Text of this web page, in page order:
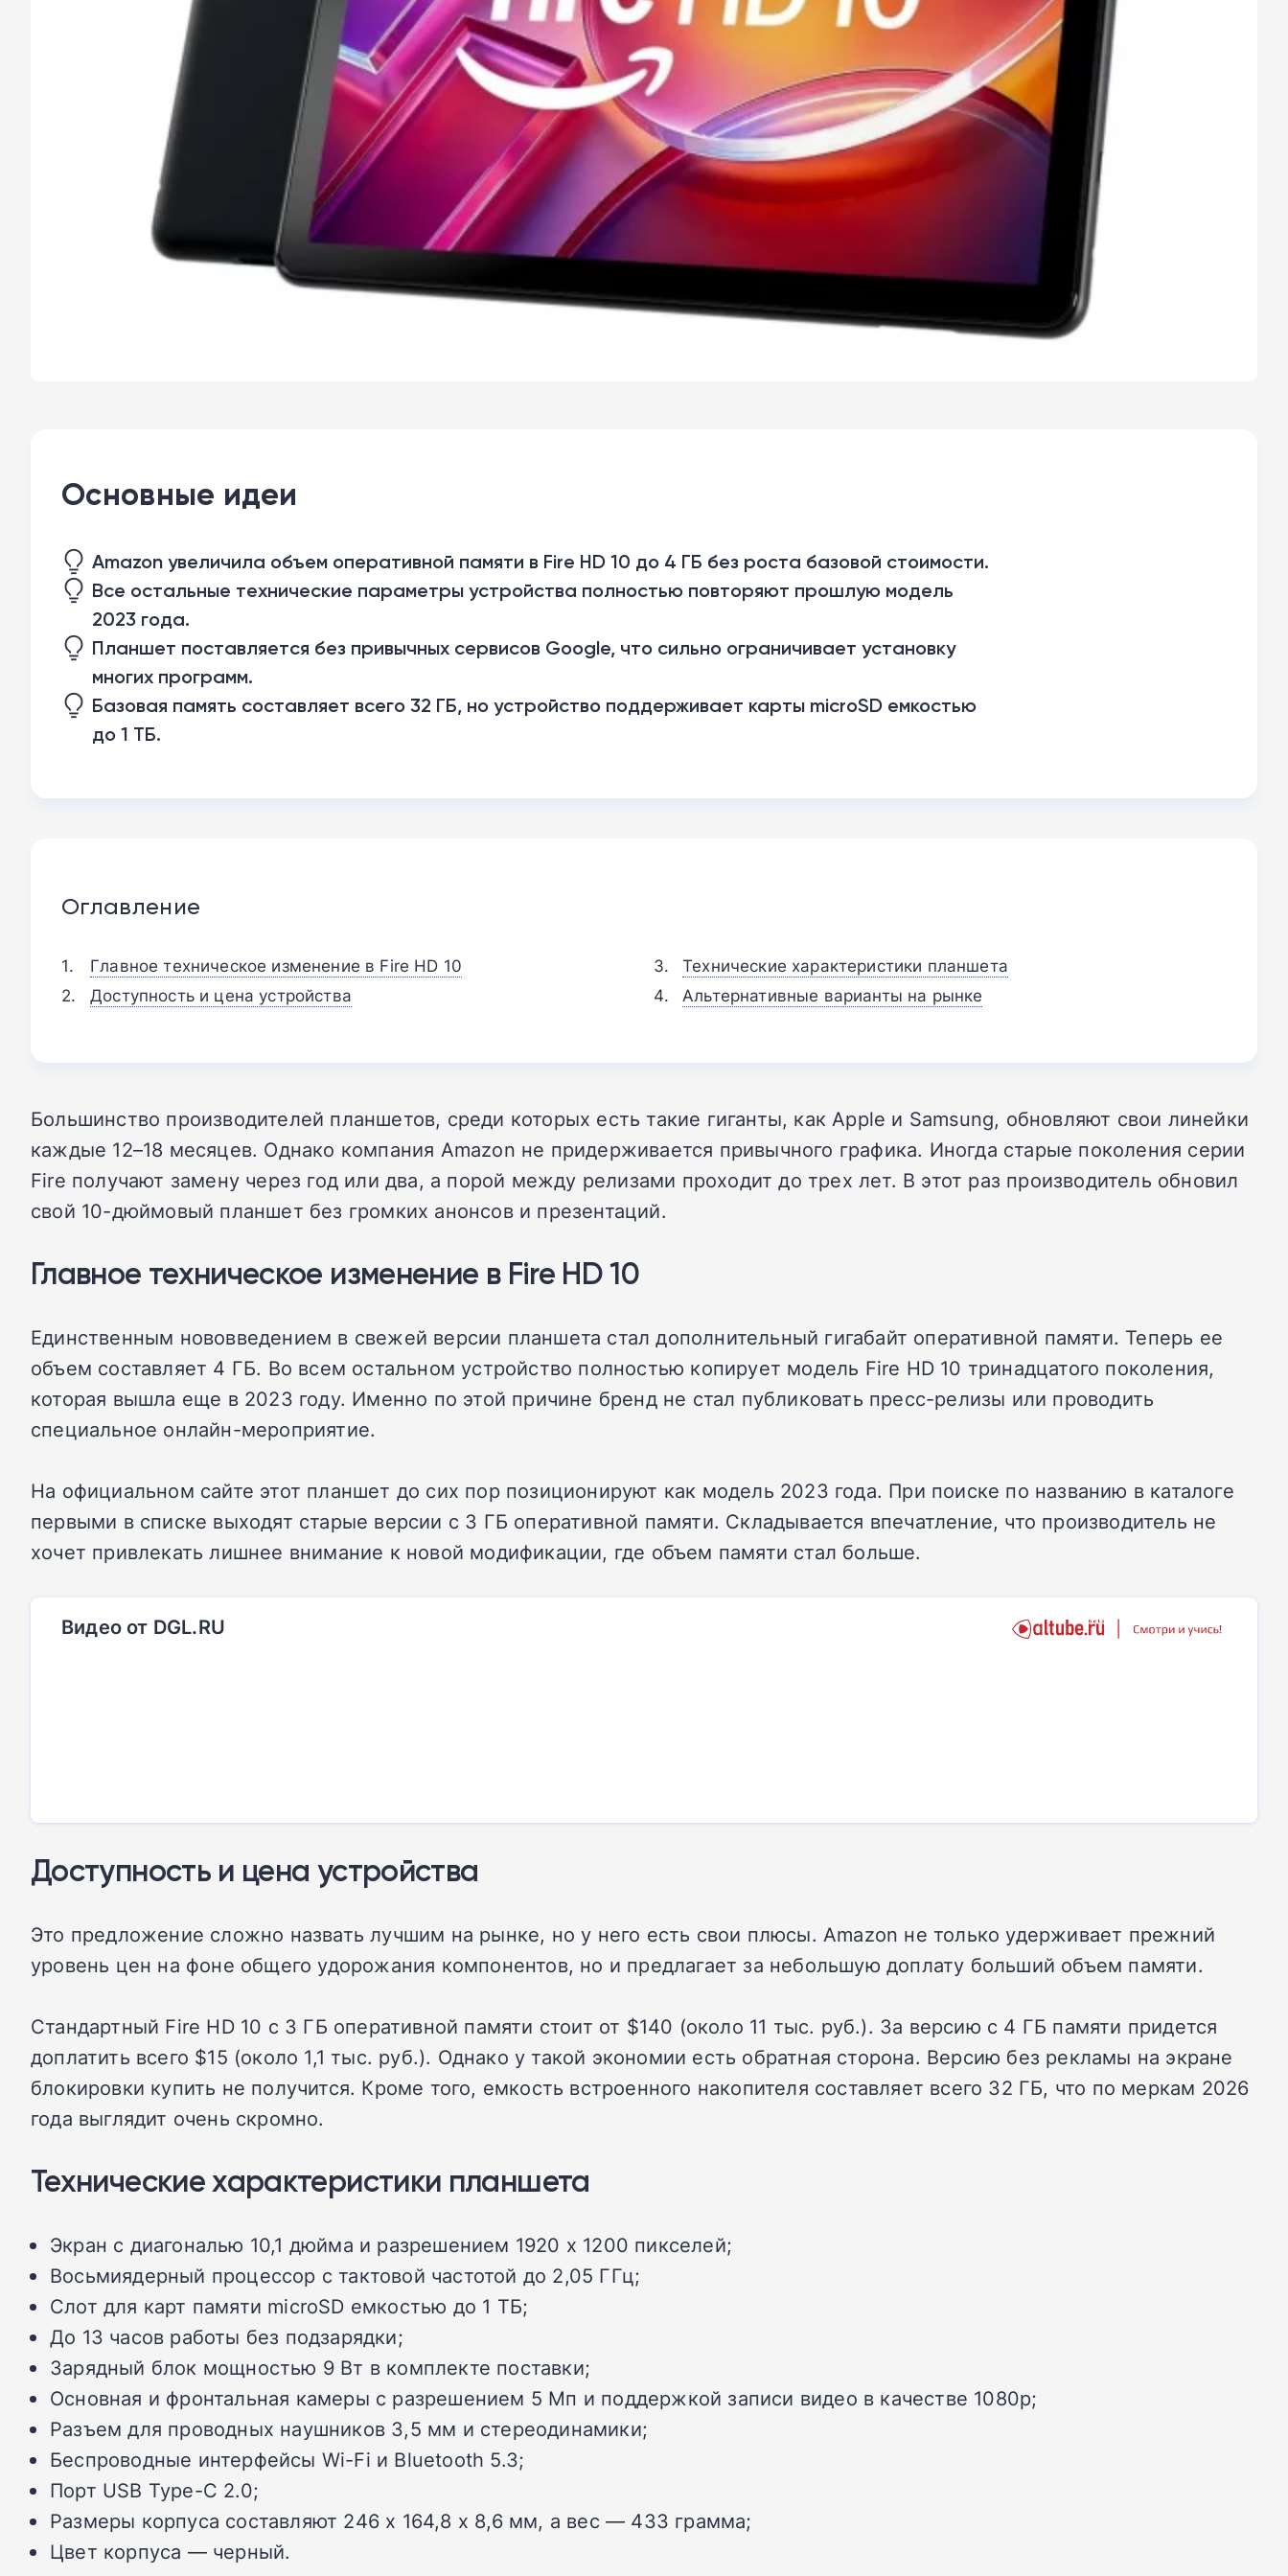
Основные идеи
Amazon увеличила объем оперативной памяти в Fire HD 10 до 4 ГБ без роста базовой стоимости.
Все остальные технические параметры устройства полностью повторяют прошлую модель
2023 года.
Планшет поставляется без привычных сервисов Google, что сильно ограничивает установку
многих программ.
Базовая память составляет всего 32 ГБ, но устройство поддерживает карты microSD емкостью
до 1 ТБ.
Оглавление
Главное техническое изменение в Fire HD 10
Доступность и цена устройства
Технические характеристики планшета
Альтернативные варианты на рынке
Большинство производителей планшетов, среди которых есть такие гиганты, как Apple и Samsung, обновляют свои линейки
каждые 12–18 месяцев. Однако компания Amazon не придерживается привычного графика. Иногда старые поколения серии
Fire получают замену через год или два, а порой между релизами проходит до трех лет. В этот раз производитель обновил
свой 10-дюймовый планшет без громких анонсов и презентаций.
Главное техническое изменение в Fire HD 10
Единственным нововведением в свежей версии планшета стал дополнительный гигабайт оперативной памяти. Теперь ее
объем составляет 4 ГБ. Во всем остальном устройство полностью копирует модель Fire HD 10 тринадцатого поколения,
которая вышла еще в 2023 году. Именно по этой причине бренд не стал публиковать пресс-релизы или проводить
специальное онлайн-мероприятие.
На официальном сайте этот планшет до сих пор позиционируют как модель 2023 года. При поиске по названию в каталоге
первыми в списке выходят старые версии с 3 ГБ оперативной памяти. Складывается впечатление, что производитель не
хочет привлекать лишнее внимание к новой модификации, где объем памяти стал больше.
Видео от DGL.RU
Доступность и цена устройства
Это предложение сложно назвать лучшим на рынке, но у него есть свои плюсы. Amazon не только удерживает прежний
уровень цен на фоне общего удорожания компонентов, но и предлагает за небольшую доплату больший объем памяти.
Стандартный Fire HD 10 с 3 ГБ оперативной памяти стоит от $140 (около 11 тыс. руб.). За версию с 4 ГБ памяти придется
доплатить всего $15 (около 1,1 тыс. руб.). Однако у такой экономии есть обратная сторона. Версию без рекламы на экране
блокировки купить не получится. Кроме того, емкость встроенного накопителя составляет всего 32 ГБ, что по меркам 2026
года выглядит очень скромно.
Технические характеристики планшета
Экран с диагональю 10,1 дюйма и разрешением 1920 x 1200 пикселей;
Восьмиядерный процессор с тактовой частотой до 2,05 ГГц;
Слот для карт памяти microSD емкостью до 1 ТБ;
До 13 часов работы без подзарядки;
Зарядный блок мощностью 9 Вт в комплекте поставки;
Основная и фронтальная камеры с разрешением 5 Мп и поддержкой записи видео в качестве 1080p;
Разъем для проводных наушников 3,5 мм и стереодинамики;
Беспроводные интерфейсы Wi-Fi и Bluetooth 5.3;
Порт USB Type-C 2.0;
Размеры корпуса составляют 246 x 164,8 x 8,6 мм, а вес — 433 грамма;
Цвет корпуса — черный.